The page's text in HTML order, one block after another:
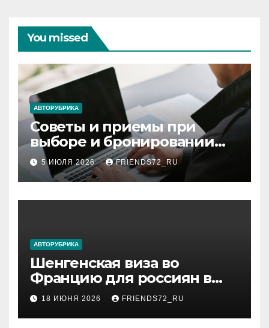
You missed
АВТОРУБРИКА
Советы и приемы при
выборе и бронировании
авиабилетов
5 ИЮЛЯ 2026 FRIENDS72_RU
АВТОРУБРИКА
Шенгенская виза во
Францию для россиян в
2026 году: сроки от 3 дней
и список необходимых
документов
18 ИЮНЯ 2026 FRIENDS72_RU